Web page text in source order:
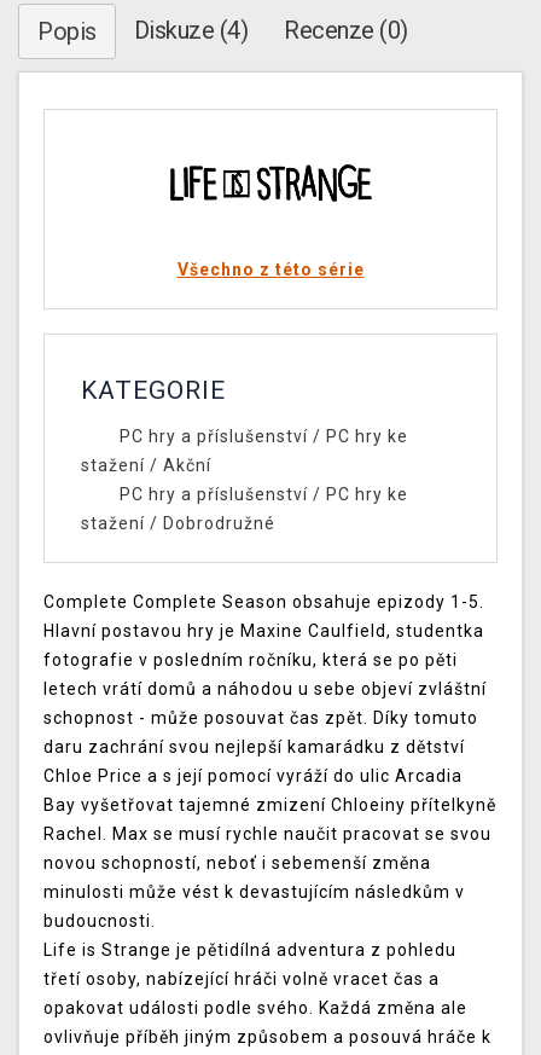
Popis Diskuze (4) Recenze (0)
Všechno z této série
KATEGORIE
PC hry a příslušenství/ PC hry ke
stažení / Akční
PC hry a příslušenství/ PC hry ke
stažení / Dobrodružné
Complete Complete Season obsahuje epizody 1-5.
Hlavní postavou hry je Maxine Caulfield, studentka
fotografie v posledním ročníku, která se po pěti
letech vrátí domů a náhodou u sebe objeví zvláštní
schopnost - může posouvat čas zpět. Díky tomuto
daru zachrání svou nejlepší kamarádku z dětství
Chloe Price a s její pomocí vyráží do ulic Arcadia
Bay vyšetřovat tajemné zmizení Chloeiny přítelkyně
Rachel. Max se musí rychle naučit pracovat se svou
novou schopností, neboť i sebemenší změna
minulosti může vést k devastujícím následkům v
budoucnosti.
Life is Strange je pětidílná adventura z pohledu
třetí osoby, nabízející hráči volně vracet čas a
opakovat události podle svého. Každá změna ale
ovlivňuje příběh jiným způsobem a posouvá hráče k